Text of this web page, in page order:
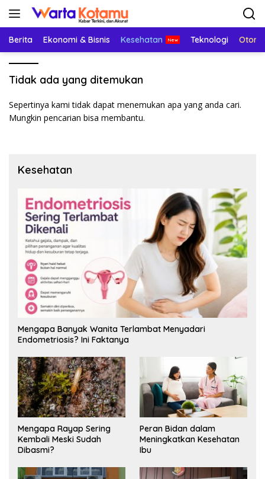
Langsung
Berita Ekonomi & Bisnis Kesehatan Teknologi
Tidak ada yang ditemukan
Sepertinya kami tidak dapat menemukan apa yang anda cari.
Mungkin pencarian bisa membantu.
Kesehatan
Mengapa Banyak Wanita Terlambat Menyadari
Endometriosis? Ini Faktanya
Mengapa Rayap Sering
Kembali Meski Sudah
Dibasmi?
Peran Bidan dalam
Meningkatkan Kesehatan
Ibu